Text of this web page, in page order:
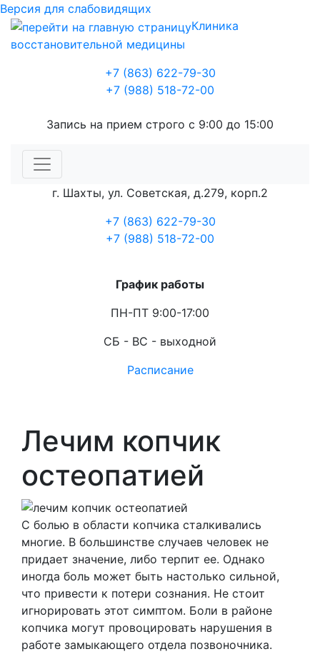
Версия для слабовидящих
Клиника
восстановительной медицины
+7 (863) 622-79-30
+7 (988) 518-72-00
Запись на прием строго с 9:00 до 15:00
г. Шахты, ул. Советская, д.279, корп.2
+7 (863) 622-79-30
+7 (988) 518-72-00
График работы
ПН-ПТ 9:00-17:00
СБ - ВС - выходной
Расписание
Лечим копчик
остеопатией
С болью в области копчика сталкивались
многие. В большинстве случаев человек не
придает значение, либо терпит ее. Однако
иногда боль может быть настолько сильной,
что привести к потери сознания. Не стоит
игнорировать этот симптом. Боли в районе
копчика могут провоцировать нарушения в
работе замыкающего отдела позвоночника.